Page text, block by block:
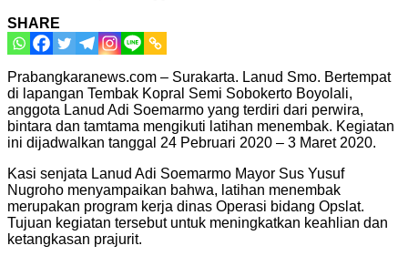
SHARE
Prabangkaranews.com – Surakarta. Lanud Smo. Bertempat
di lapangan Tembak Kopral Semi Sobokerto Boyolali,
anggota Lanud Adi Soemarmo yang terdiri dari perwira,
bintara dan tamtama mengikuti latihan menembak. Kegiatan
ini dijadwalkan tanggal 24 Pebruari 2020 – 3 Maret 2020.
Kasi senjata Lanud Adi Soemarmo Mayor Sus Yusuf
Nugroho menyampaikan bahwa, latihan menembak
merupakan program kerja dinas Operasi bidang Opslat.
Tujuan kegiatan tersebut untuk meningkatkan keahlian dan
ketangkasan prajurit.